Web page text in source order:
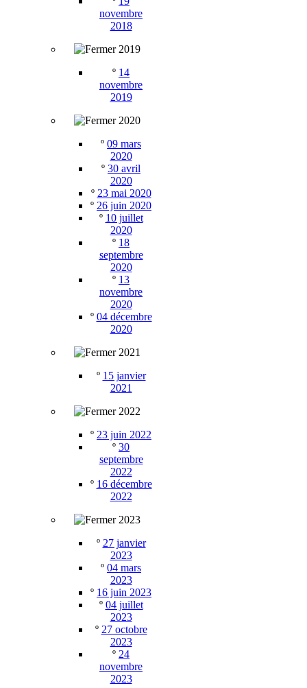
novembre
2018
2019
º 14
novembre
2019
2020
º 09 mars
2020
º 30 avril
2020
º 23 mai 2020
º 26 juin 2020
º 10 juillet
2020
º 18
septembre
2020
º 13
novembre
2020
º 04 décembre
2020
2021
º 15 janvier
2021
2022
º 23 juin 2022
º 30
septembre
2022
º 16 décembre
2022
2023
º 27 janvier
2023
º 04 mars
2023
º 16 juin 2023
º 04 juillet
2023
º 27 octobre
2023
º 24
novembre
2023